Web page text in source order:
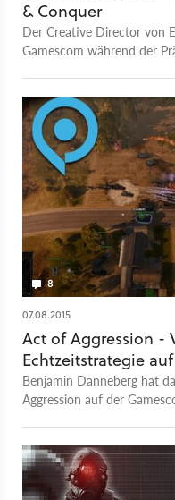
& Conquer
Der Creative Director von
Gamescom während der
8
07.08.2015
Act of Aggression -
Echtzeitstrategie
Benjamin Danneberg hat
Aggression auf der